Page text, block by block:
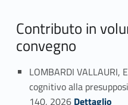
Contributo in
convegno
LOMBARDI VALLAURI,
cognitivo alla
140, 2026 Link identifier #identifier_person_96524-174
Dettaglio